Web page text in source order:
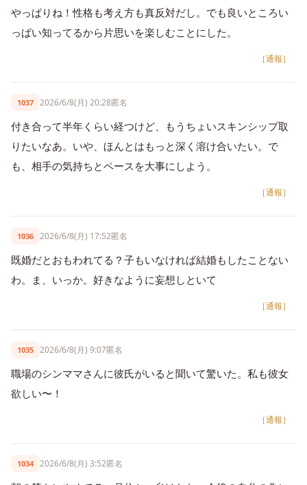
やっぱりね！性格も考え方も真反対だし。でも良いところい
っぱい知ってるから片思いを楽しむことにした。
［通報］
1037 2026/6/8(月) 20:28匿名
付き合って半年くらい経つけど、もうちょいスキンシップ取
りたいなあ。いや、ほんとはもっと深く溶け合いたい。で
も、相手の気持ちとペースを大事にしよう。
［通報］
1036 2026/6/8(月) 17:52匿名
既婚だとおもわれてる？子もいなければ結婚もしたことない
わ。ま、いっか。好きなように妄想しといて
［通報］
1035 2026/6/8(月) 9:07匿名
職場のシンママさんに彼氏がいると聞いて驚いた。私も彼女
欲しい〜！
［通報］
1034 2026/6/8(月) 3:52匿名